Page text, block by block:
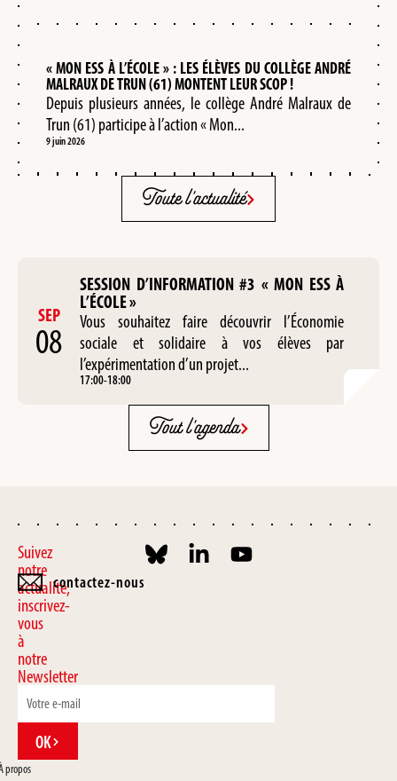
« MON ESS À L’ÉCOLE » : LES ÉLÈVES DU COLLÈGE ANDRÉ
MALRAUX DE TRUN (61) MONTENT LEUR SCOP !
Depuis plusieurs années, le collège André Malraux de
Trun (61) participe à l’action « Mon...
9 juin 2026
Toute l'actualité
SEP
08
SESSION D’INFORMATION #3 « MON ESS À
L’ÉCOLE »
Vous souhaitez faire découvrir l’Économie
sociale et solidaire à vos élèves par
l’expérimentation d’un projet...
17:00-18:00
Tout l'agenda
Suivez
notre
actualité,
inscrivez-
vous
à
notre
Newsletter
OK
propos
contactez-nous